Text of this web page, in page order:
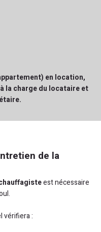
en location,
la charge du locataire et
de la
est nécessaire
vérifiera :